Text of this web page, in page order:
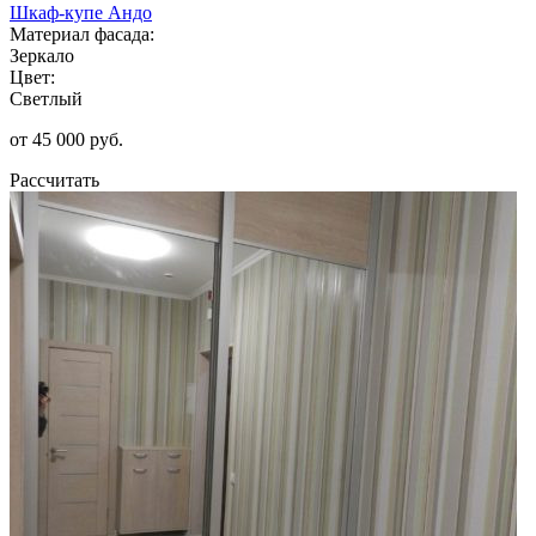
Шкаф-купе Андо
Материал фасада:
Зеркало
Цвет:
Светлый
от 45 000 руб.
Рассчитать